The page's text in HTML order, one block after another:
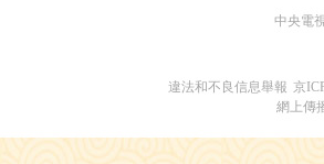
中央電
違法和不良信息舉報 京
網上傳